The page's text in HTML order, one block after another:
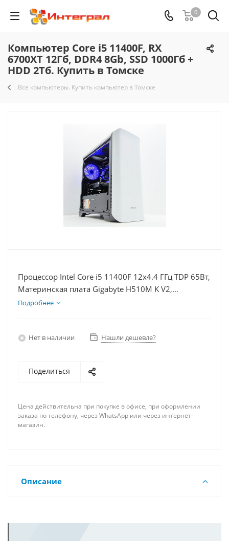
0
Компьютер Core i5 11400F, RX
6700XT 12Гб, DDR4 8Gb, SSD 1000Гб +
HDD 2Тб. Купить в Томске
Все компьютеры. Купить компьютер в Томске
Процессор Intel Core i5 11400F 12x4.4 ГГц TDP 65Вт,
Материнская плата Gigabyte H510M K V2,
Видеокарта RX 6700XT 12Гб, Память DDR4 8Gb,
Подробнее
Нет в наличии Нашли дешевле?
Поделиться
Цена действительна при покупке в офисе, при оформлении
заказа по телефону, через WhatsApp или через интернет-
магазин.
Описание